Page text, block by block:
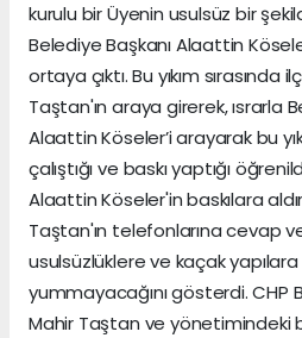
kurulu bir Üyenin usulsüz bir
Belediye Başkanı Alaattin
ortaya çıktı. Bu yıkım sırasında
Taştan'ın araya girerek, ısrarla
Alaattin Köseler’i arayarak bu
çalıştığı ve baskı yaptığı
Alaattin Köseler'in baskılara
Taştan'ın telefonlarına cevap
usulsüzlüklere ve kaçak
yummayacağını gösterdi. CHP
Mahir Taştan ve yönetimindeki